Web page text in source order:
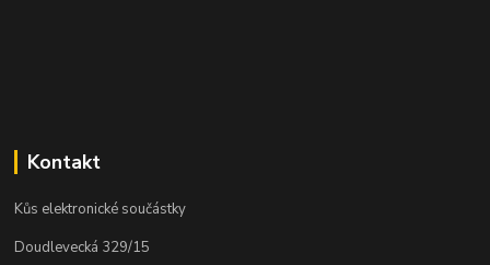
Kontakt
Kůs elektronické součástky
Doudlevecká 329/15